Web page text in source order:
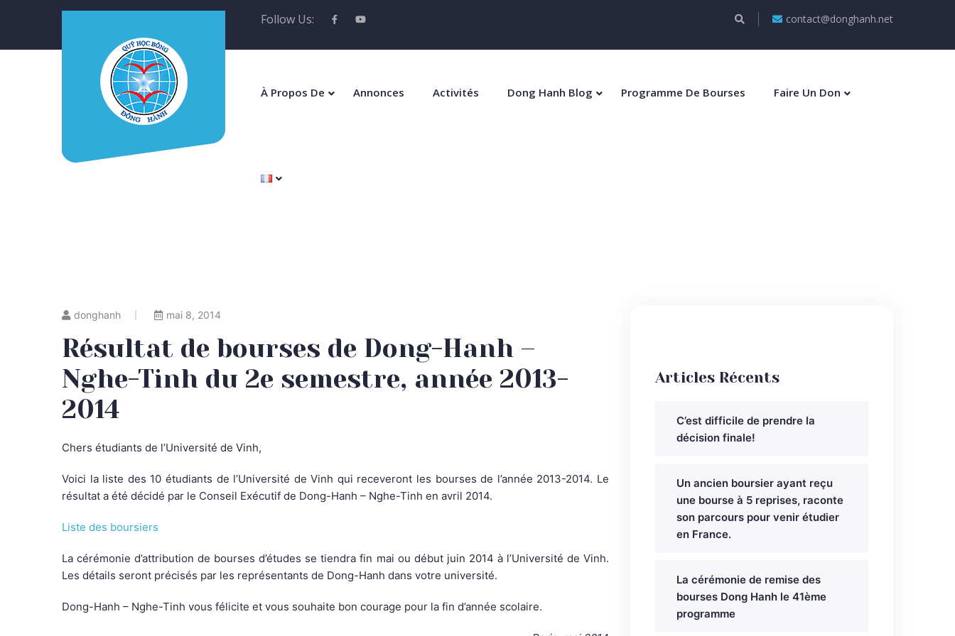
Follow Us: contact@donghanh.net
À Propos De Annonces Activités Dong Hanh Blog Programme De Bourses Faire Un Don
donghanh mai 8, 2014
Résultat de bourses de Dong-Hanh –
Nghe-Tinh du 2e semestre, année 2013-
2014
Chers étudiants de l’Université de Vinh,
Voici la liste des 10 étudiants de l’Université de Vinh qui receveront les bourses de l’année 2013-2014. Le
résultat a été décidé par le Conseil Exécutif de Dong-Hanh – Nghe-Tinh en avril 2014.
Liste des boursiers
La cérémonie d’attribution de bourses d’études se tiendra fin mai ou début juin 2014 à l’Université de Vinh.
Les détails seront précisés par les représentants de Dong-Hanh dans votre université.
Dong-Hanh – Nghe-Tinh vous félicite et vous souhaite bon courage pour la fin d’année scolaire.
Articles Récents
C’est difficile de prendre la
décision finale!
Un ancien boursier ayant reçu
une bourse à 5 reprises, raconte
son parcours pour venir étudier
en France.
La cérémonie de remise des
bourses Dong Hanh le 41ème
programme